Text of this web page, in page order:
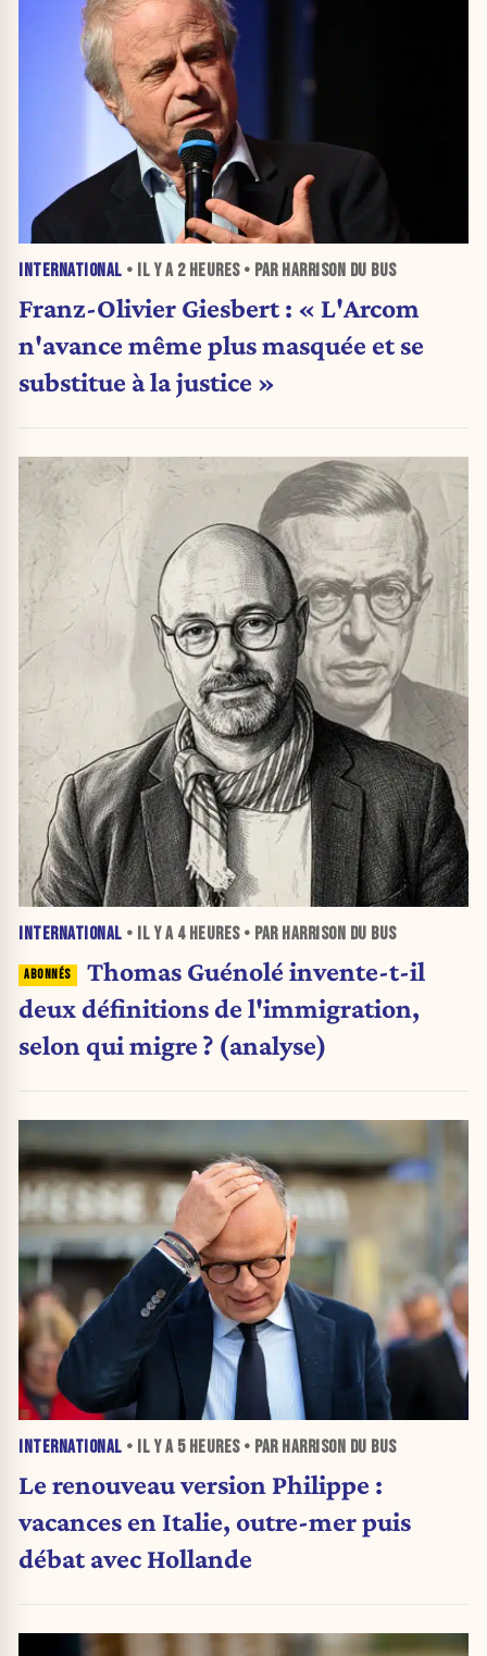
INTERNATIONAL • IL Y A 2 HEURES• PAR HARRISON DU BUS
Franz-Olivier Giesbert : « L'Arcom
n'avance même plus masquée et se
substitue à la justice »
INTERNATIONAL • IL Y A 4 HEURES• PAR HARRISON DU BUS
Thomas Guénolé invente-t-il
deux définitions de l'immigration,
selon qui migre ? (analyse)
INTERNATIONAL • IL Y A 5 HEURES• PAR HARRISON DU BUS
Le renouveau version Philippe :
vacances en Italie, outre-mer puis
débat avec Hollande